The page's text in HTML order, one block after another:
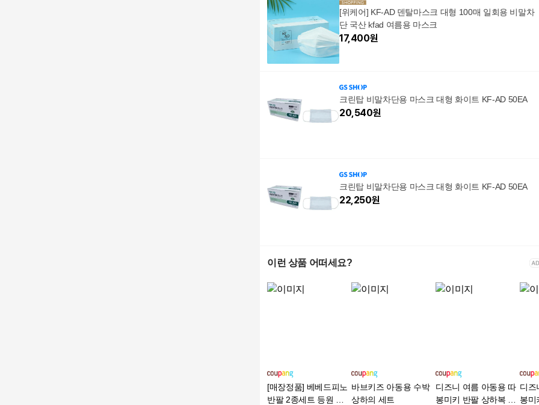
[위케어] KF-AD 덴탈마스크 대형 100매 일회용 비말차
단 국산 kfad 여름용 마스크
17,400원
크린탑 비말차단용 마스크 대형 화이트 KF-AD 50EA
20,540원
크린탑 비말차단용 마스크 대형 화이트 KF-AD 50EA
22,250원
이런 상품 어떠세요?
[매장정품] 베베드피노
반팔 2종세트 등원 등
바브키즈 아동용 수박
상하의 세트
디즈니 여름 아동용 따
봉미키 반팔 상하복 상
디즈
봉미